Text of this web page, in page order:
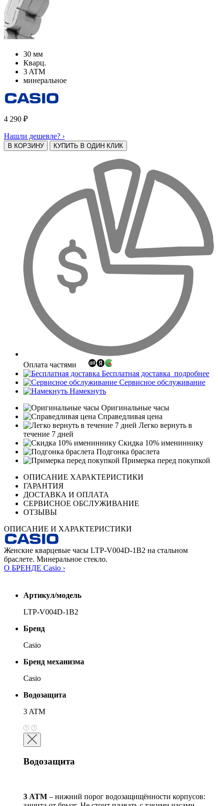
30 мм
Кварц.
3 ATM
минеральное
4 290 ₽
Нашли дешевле? ›
В КОРЗИНУ КУПИТЬ В ОДИН КЛИК
Оплата частями
Бесплатная доставка подробнее
Сервисное обслуживание
Намекнуть
Оригинальные часы
Справедливая цена
Легко вернуть в
течение 7 дней
Скидка 10% имениннику
Подгонка браслета
Примерка перед покупкой
ОПИСАНИЕ ХАРАКТЕРИСТИКИ
ГАРАНТИЯ
ДОСТАВКА И ОПЛАТА
СЕРВИСНОЕ ОБСЛУЖИВАНИЕ
ОТЗЫВЫ
ОПИСАНИЕ И ХАРАКТЕРИСТИКИ
Женские кварцевые часы LTP-V004D-1B2 на стальном
браслете. Минеральное стекло.
О БРЕНДЕ Casio ›
Артикул/модель
LTP-V004D-1B2
Бренд
Casio
Бренд механизма
Casio
Водозащита
3 ATM
Водозащита
3 АТМ – нижний порог водозащищённости корпусов: